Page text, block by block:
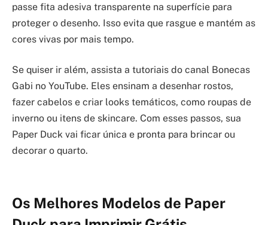
passe fita adesiva transparente na superfície para
proteger o desenho. Isso evita que rasgue e mantém as
cores vivas por mais tempo.
Se quiser ir além, assista a tutoriais do canal Bonecas
Gabi no YouTube. Eles ensinam a desenhar rostos,
fazer cabelos e criar looks temáticos, como roupas de
inverno ou itens de skincare. Com esses passos, sua
Paper Duck vai ficar única e pronta para brincar ou
decorar o quarto.
Os Melhores Modelos de Paper